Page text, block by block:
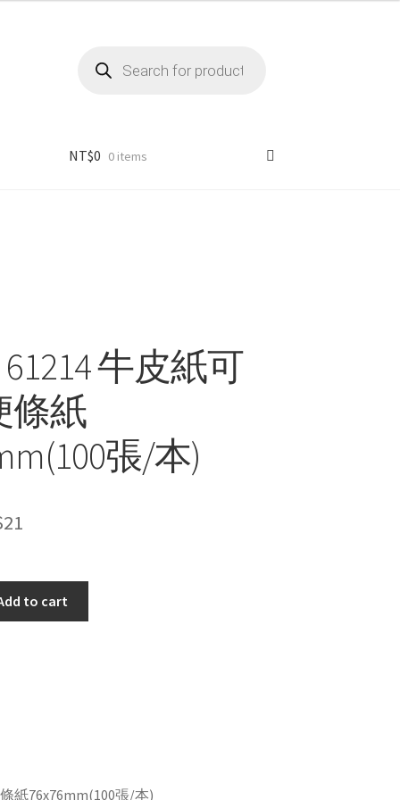
search
NT$0 0 items
牛皮紙可
條紙
張/本)
21
to cart
紙76x76mm(100張/本)